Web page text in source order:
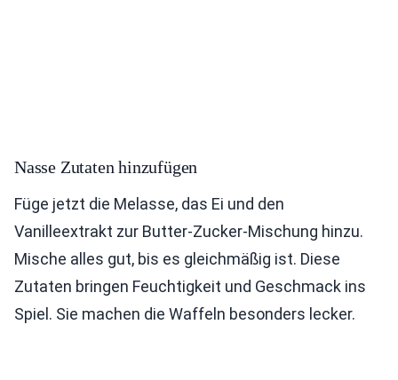
Nasse Zutaten hinzufügen
Füge jetzt die Melasse, das Ei und den
Vanilleextrakt zur Butter-Zucker-Mischung hinzu.
Mische alles gut, bis es gleichmäßig ist. Diese
Zutaten bringen Feuchtigkeit und Geschmack ins
Spiel. Sie machen die Waffeln besonders lecker.